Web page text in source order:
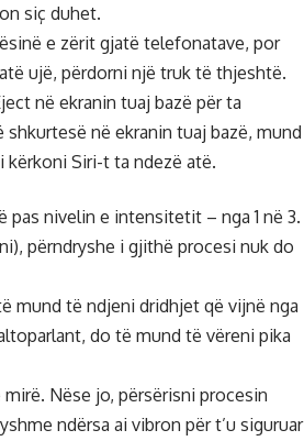
siç duhet.
e zërit gjatë telefonatave, por
ujë, përdorni një truk të thjeshtë.
në ekranin tuaj bazë për ta
në ekranin tuaj bazë, mund
kërkoni Siri-t ta ndezë atë.
nivelin e intensitetit – nga 1 në 3.
përndryshe i gjithë procesi nuk do
mund të ndjeni dridhjet që vijnë nga
do të mund të vëreni pika
Nëse jo, përsërisni procesin
ndërsa ai vibron për t’u siguruar